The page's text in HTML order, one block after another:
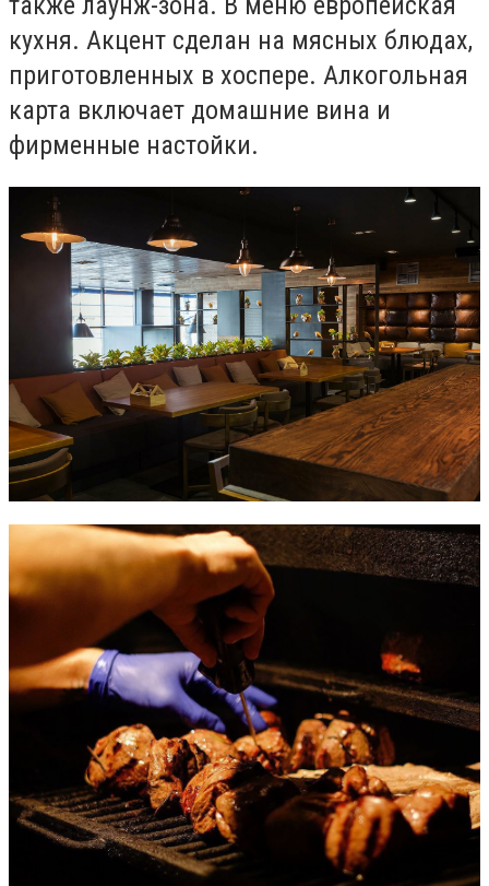
кухня. Акцент сделан на мясных блюдах,
приготовленных в хоспере. Алкогольная
карта включает домашние вина и
фирменные настойки.